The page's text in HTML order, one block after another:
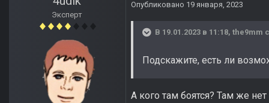
Эксперт
Опубликовано 19 января, 2023
В 19.01.2023 в 11:18, the9mm
Подскажите, есть ли
А кого там боятся? Там же